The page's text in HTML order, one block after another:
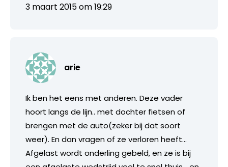
3 maart 2015 om 19:29
arie
Ik ben het eens met anderen. Deze vader
hoort langs de lijn.. met dochter fietsen of
brengen met de auto(zeker bij dat soort
weer). En dan vragen of ze verloren heeft…
Afgelast wordt onderling gebeld, en ze is bij